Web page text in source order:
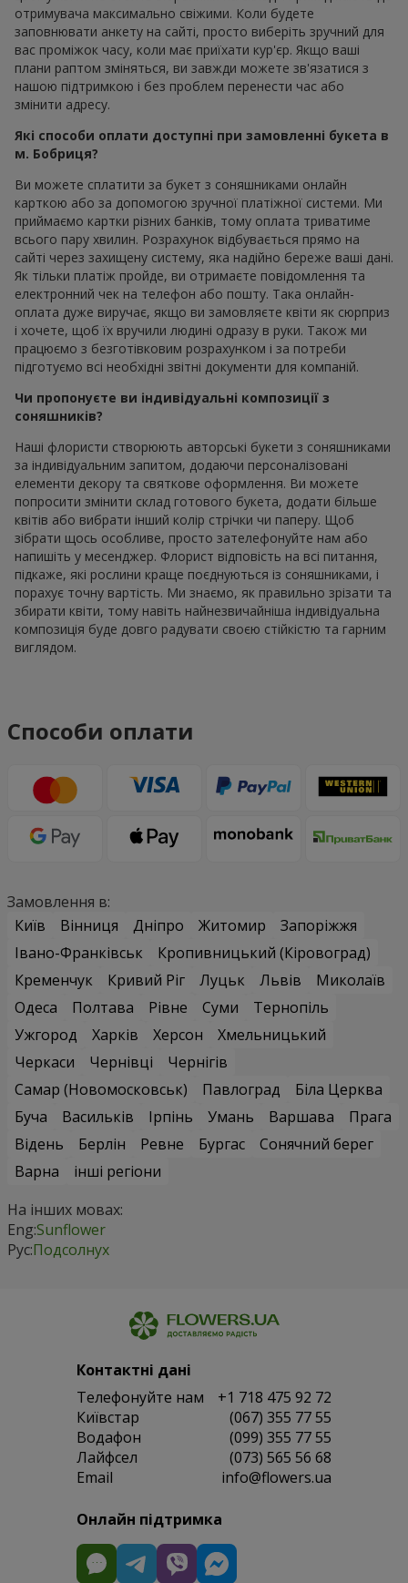
отримувача максимально свіжими. Коли будете
заповнювати анкету на сайті, просто виберіть зручний для
вас проміжок часу, коли має приїхати кур'єр. Якщо ваші
плани раптом зміняться, ви завжди можете зв'язатися з
нашою підтримкою і без проблем перенести час або
змінити адресу.
Які способи оплати доступні при замовленні букета в
м. Бобриця?
Ви можете сплатити за букет з соняшниками онлайн
карткою або за допомогою зручної платіжної системи. Ми
приймаємо картки різних банків, тому оплата триватиме
всього пару хвилин. Розрахунок відбувається прямо на
сайті через захищену систему, яка надійно береже ваші дані.
Як тільки платіж пройде, ви отримаєте повідомлення та
електронний чек на телефон або пошту. Така онлайн-
оплата дуже виручає, якщо ви замовляєте квіти як сюрприз
і хочете, щоб їх вручили людині одразу в руки. Також ми
працюємо з безготівковим розрахунком і за потреби
підготуємо всі необхідні звітні документи для компаній.
Чи пропонуєте ви індивідуальні композиції з
соняшників?
Наші флористи створюють авторські букети з соняшниками
за індивідуальним запитом, додаючи персоналізовані
елементи декору та святкове оформлення. Ви можете
попросити змінити склад готового букета, додати більше
квітів або вибрати інший колір стрічки чи паперу. Щоб
зібрати щось особливе, просто зателефонуйте нам або
напишіть у месенджер. Флорист відповість на всі питання,
підкаже, які рослини краще поєднуються із соняшниками, і
порахує точну вартість. Ми знаємо, як правильно зрізати та
збирати квіти, тому навіть найнезвичайніша індивідуальна
композиція буде довго радувати своєю стійкістю та гарним
виглядом.
Способи оплати
Замовлення в:
Київ
Вінниця Дніпро Житомир
Запоріжжя
Івано-Франківськ
Кропивницький (Кіровоград)
Кременчук
Кривий Ріг Луцьк Львів
Миколаїв
Одеса
Полтава Рівне Суми
Тернопіль
Ужгород
Харків Херсон
Хмельницький
Черкаси
Чернівці
Чернігів
Самар (Новомосковськ)
Павлоград
Біла Церква
Буча
Васильків Ірпінь Умань Варшава
Прага
Відень
Берлін Ревне Бургас
Сонячний берег
Варна
інші регіони
На інших мовах:
Eng:Sunflower
Рус:Подсолнух
Контактні дані
Телефонуйте нам
+1 718 475 92 72
Київстар
(067) 355 77 55
Водафон
(099) 355 77 55
Лайфсел
(073) 565 56 68
Email
info@flowers.ua
Онлайн підтримка